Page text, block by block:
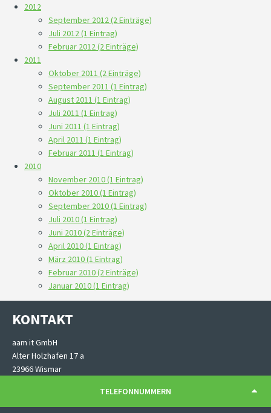
2012
September 2012 (2 Einträge)
Juli 2012 (1 Eintrag)
Februar 2012 (2 Einträge)
2011
Oktober 2011 (2 Einträge)
September 2011 (1 Eintrag)
August 2011 (1 Eintrag)
Juli 2011 (1 Eintrag)
Juni 2011 (1 Eintrag)
April 2011 (1 Eintrag)
Februar 2011 (1 Eintrag)
2010
November 2010 (1 Eintrag)
Oktober 2010 (1 Eintrag)
September 2010 (1 Eintrag)
Juli 2010 (1 Eintrag)
Juni 2010 (2 Einträge)
April 2010 (1 Eintrag)
März 2010 (1 Eintrag)
Februar 2010 (2 Einträge)
Januar 2010 (1 Eintrag)
KONTAKT
aam it GmbH
Alter Holzhafen 17 a
23966 Wismar
TELEFONNUMMERN